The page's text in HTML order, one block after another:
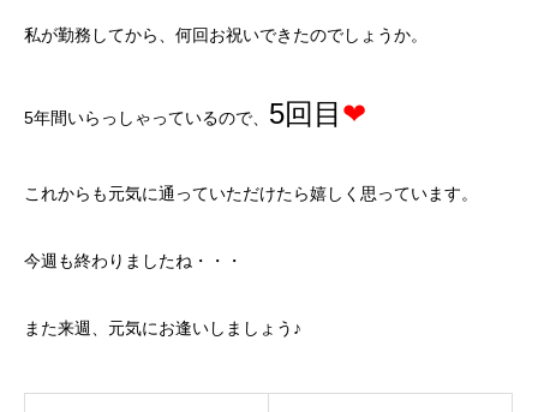
私が勤務してから、何回お祝いできたのでしょうか。
5年間いらっしゃっているので、 5回目 ❤
これからも元気に通っていただけたら嬉しく思っています。
今週も終わりましたね・・・
また来週、元気にお逢いしましょう♪